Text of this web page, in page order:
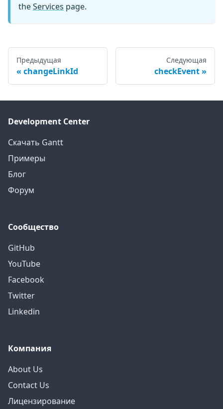
theServices page.
Предыдущая
changeLinkId
Следующая
checkEvent
Development Center
Скачать Gantt
Примеры
Блог
Форум
Сообщество
GitHub
YouTube
Facebook
Twitter
Linkedin
Компания
About Us
Contact Us
Лицензирование